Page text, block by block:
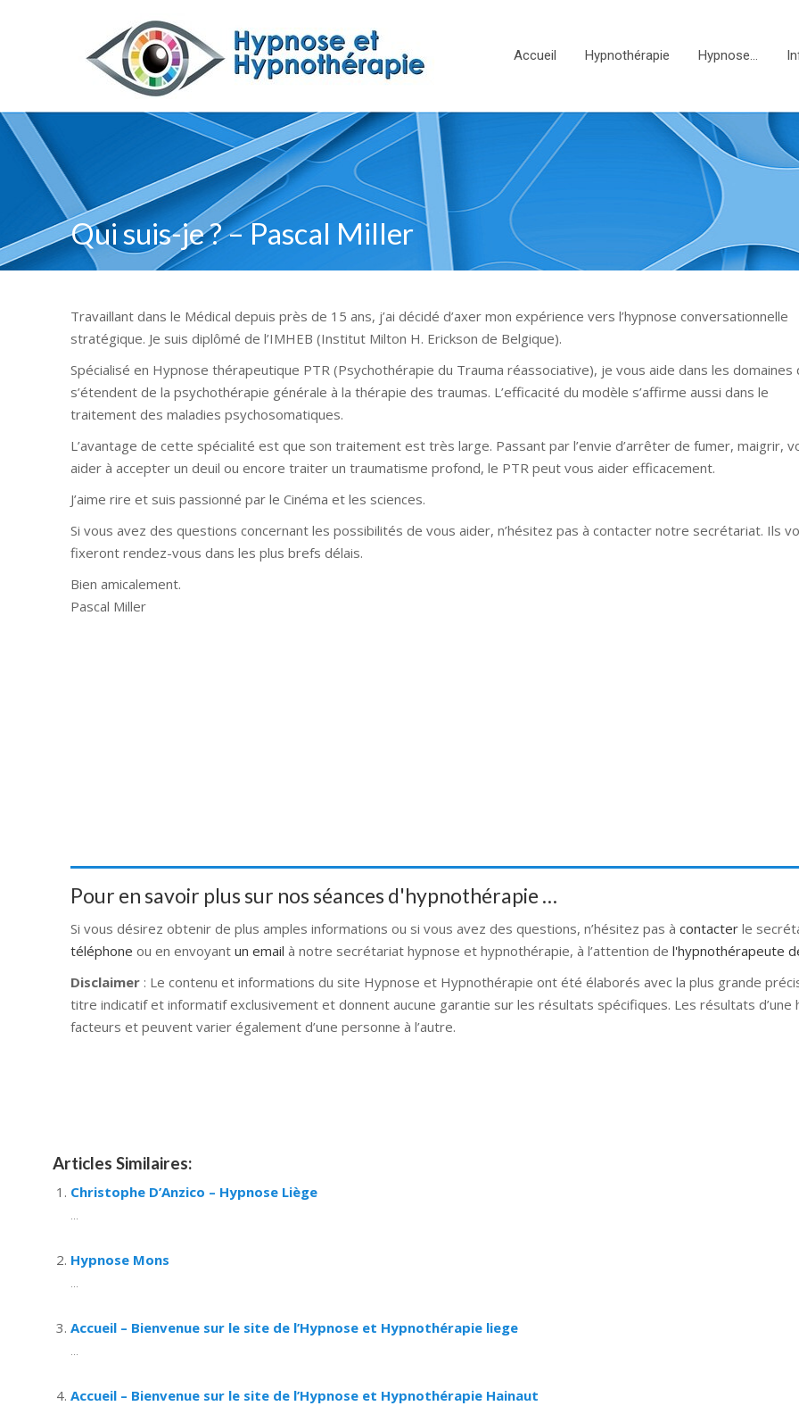
Accueil Hypnothérapie Hypnose…
Qui suis-je ? – Pascal Miller
Travaillant dans le Médical depuis près de 15 ans, j’ai décidé d’axer mon expérience vers l’hypnose conversationnelle
stratégique. Je suis diplômé de l’IMHEB (Institut Milton H. Erickson de Belgique).
Spécialisé en Hypnose thérapeutique PTR (Psychothérapie du Trauma réassociative), je vous aide dans les domaines
s’étendent de la psychothérapie générale à la thérapie des traumas. L’efficacité du modèle s’affirme aussi dans le
traitement des maladies psychosomatiques.
L’avantage de cette spécialité est que son traitement est très large. Passant par l’envie d’arrêter de fumer, maigrir,
aider à accepter un deuil ou encore traiter un traumatisme profond, le PTR peut vous aider efficacement.
J’aime rire et suis passionné par le Cinéma et les sciences.
Si vous avez des questions concernant les possibilités de vous aider, n’hésitez pas à contacter notre secrétariat. Ils
fixeront rendez-vous dans les plus brefs délais.
Bien amicalement.
Pascal Miller
Pour en savoir plus sur nos séances d'hypnothérapie …
Si vous désirez obtenir de plus amples informations ou si vous avez des questions, n’hésitez pas à contacter le
téléphone ou en envoyant un email à notre secrétariat hypnose et hypnothérapie, à l’attention de l'hypnothérapeute
Disclaimer : Le contenu et informations du site Hypnose et Hypnothérapie ont été élaborés avec la plus grande
titre indicatif et informatif exclusivement et donnent aucune garantie sur les résultats spécifiques. Les résultats
facteurs et peuvent varier également d’une personne à l’autre.
Articles Similaires:
Christophe D’Anzico – Hypnose Liège
...
Hypnose Mons
...
Accueil – Bienvenue sur le site de l’Hypnose et Hypnothérapie liege
...
Accueil – Bienvenue sur le site de l’Hypnose et Hypnothérapie Hainaut